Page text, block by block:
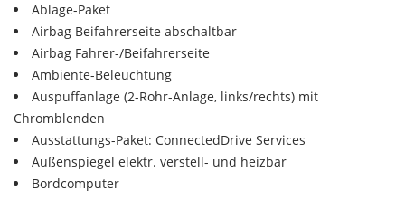
Ablage-Paket
Airbag Beifahrerseite abschaltbar
Airbag Fahrer-/Beifahrerseite
Ambiente-Beleuchtung
Auspuffanlage (2-Rohr-Anlage, links/rechts) mit
Chromblenden
Ausstattungs-Paket: ConnectedDrive Services
Außenspiegel elektr. verstell- und heizbar
Bordcomputer